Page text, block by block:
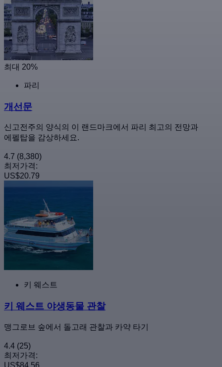
최대 20%
파리
개선문
신고전주의 양식의 이 랜드마크에서 파리 최고의 전망과
에펠탑을 감상하세요.
4.7 (8,380)
최저가격:
US$20.79
키 웨스트
키 웨스트 야생동물 관찰
맹그로브 숲에서 돌고래 관찰과 카약 타기
4.4 (25)
최저가격:
US$84.56